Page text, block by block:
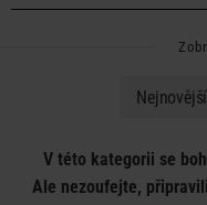
V této kategorii se
Ale nezoufejte,